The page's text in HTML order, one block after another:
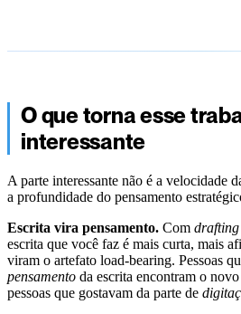
O que torna esse
interessante
A parte interessante não é a velocidade
a profundidade do pensamento
Escrita vira pensamento. Com drafting
escrita que você faz é mais curta, mais
viram o artefato load-bearing. Pessoas
pensamento da escrita encontram o
pessoas que gostavam da parte de